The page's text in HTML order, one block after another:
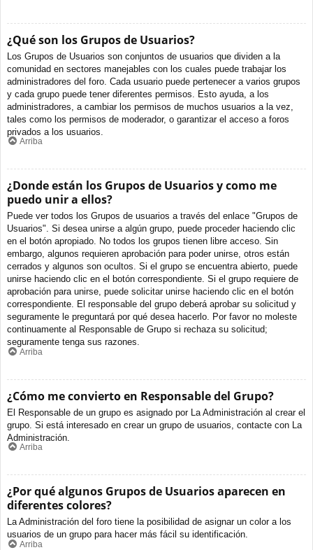
¿Qué son los Grupos de Usuarios?
Los Grupos de Usuarios son conjuntos de usuarios que dividen a la
comunidad en sectores manejables con los cuales puede trabajar los
administradores del foro. Cada usuario puede pertenecer a varios grupos
y cada grupo puede tener diferentes permisos. Esto ayuda, a los
administradores, a cambiar los permisos de muchos usuarios a la vez,
tales como los permisos de moderador, o garantizar el acceso a foros
privados a los usuarios.
Arriba
¿Donde están los Grupos de Usuarios y como me
puedo unir a ellos?
Puede ver todos los Grupos de usuarios a través del enlace "Grupos de
Usuarios". Si desea unirse a algún grupo, puede proceder haciendo clic
en el botón apropiado. No todos los grupos tienen libre acceso. Sin
embargo, algunos requieren aprobación para poder unirse, otros están
cerrados y algunos son ocultos. Si el grupo se encuentra abierto, puede
unirse haciendo clic en el botón correspondiente. Si el grupo requiere de
aprobación para unirse, puede solicitar unirse haciendo clic en el botón
correspondiente. El responsable del grupo deberá aprobar su solicitud y
seguramente le preguntará por qué desea hacerlo. Por favor no moleste
continuamente al Responsable de Grupo si rechaza su solicitud;
seguramente tenga sus razones.
Arriba
¿Cómo me convierto en Responsable del Grupo?
El Responsable de un grupo es asignado por La Administración al crear el
grupo. Si está interesado en crear un grupo de usuarios, contacte con La
Administración.
Arriba
¿Por qué algunos Grupos de Usuarios aparecen en
diferentes colores?
La Administración del foro tiene la posibilidad de asignar un color a los
usuarios de un grupo para hacer más fácil su identificación.
Arriba